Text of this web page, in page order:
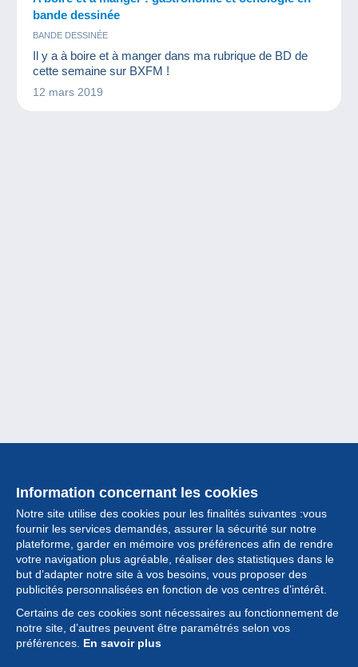
bande dessinée
BANDE DESSINÉE
Il y a à boire et à manger dans ma rubrique de BD de
cette semaine sur BXFM !
12 mars 2019
Information concernant les cookies
Notre site utilise des cookies pour les finalités suivantes :vous
fournir les services demandés, assurer la sécurité sur notre
plateforme, garder en mémoire vos préférences afin de rendre
votre navigation plus agréable, réaliser des statistiques dans le
but d’adapter notre site à vos besoins, vous proposer des
publicités personnalisées en fonction de vos centres d’intérêt.
Certains de ces cookies sont nécessaires au fonctionnement de
notre site, d’autres peuvent être paramétrés selon vos
préférences. En savoir plus
Collection
Actualités
Fonctionnalités